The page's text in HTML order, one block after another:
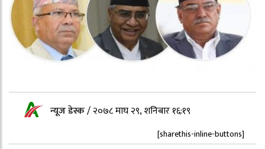
न्यूज डेस्क/२०७८ माघ २९, शनिबार १६:१९
[sharethis-inline-buttons]